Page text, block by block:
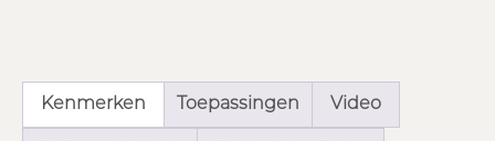
Kenmerken Toepassingen Video